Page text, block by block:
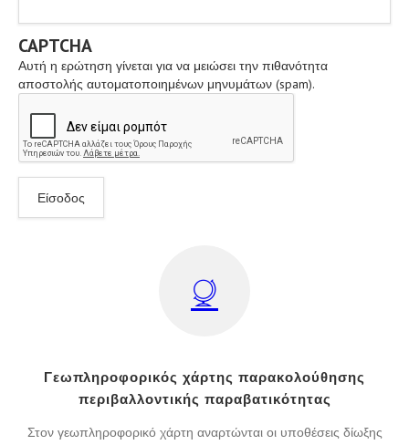
CAPTCHA
Αυτή η ερώτηση γίνεται για να μειώσει την πιθανότητα
αποστολής αυτοματοποιημένων μηνυμάτων (spam).
Γεωπληροφορικός χάρτης παρακολούθησης
περιβαλλοντικής παραβατικότητας
Στον γεωπληροφορικό χάρτη αναρτώνται οι υποθέσεις δίωξης